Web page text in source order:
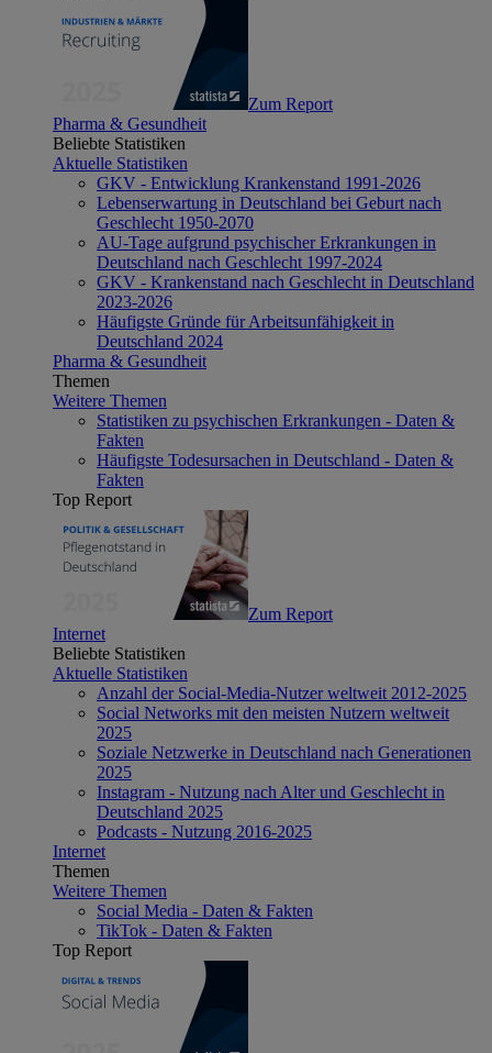
Zum Report
Pharma & Gesundheit
Beliebte Statistiken
Aktuelle Statistiken
GKV - Entwicklung Krankenstand 1991-2026
Lebenserwartung in Deutschland bei Geburt nach
Geschlecht 1950-2070
AU-Tage aufgrund psychischer Erkrankungen in
Deutschland nach Geschlecht 1997-2024
GKV - Krankenstand nach Geschlecht in Deutschland
2023-2026
Häufigste Gründe für Arbeitsunfähigkeit in
Deutschland 2024
Pharma & Gesundheit
Themen
Weitere Themen
Statistiken zu psychischen Erkrankungen - Daten &
Fakten
Häufigste Todesursachen in Deutschland - Daten &
Fakten
Top Report
Zum Report
Internet
Beliebte Statistiken
Aktuelle Statistiken
Anzahl der Social-Media-Nutzer weltweit 2012-2025
Social Networks mit den meisten Nutzern weltweit
2025
Soziale Netzwerke in Deutschland nach Generationen
2025
Instagram - Nutzung nach Alter und Geschlecht in
Deutschland 2025
Podcasts - Nutzung 2016-2025
Internet
Themen
Weitere Themen
Social Media - Daten & Fakten
TikTok - Daten & Fakten
Top Report